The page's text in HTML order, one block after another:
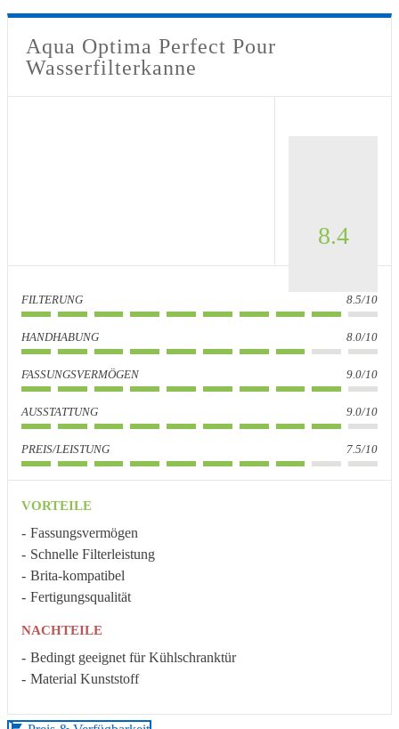
Aqua Optima Perfect Pour
Wasserfilterkanne
8.4
FILTERUNG 8.5/10
HANDHABUNG 8.0/10
FASSUNGSVERMÖGEN 9.0/10
AUSSTATTUNG 9.0/10
PREIS/LEISTUNG 7.5/10
VORTEILE
Fassungsvermögen
Schnelle Filterleistung
Brita-kompatibel
Fertigungsqualität
NACHTEILE
Bedingt geeignet für Kühlschranktür
Material Kunststoff